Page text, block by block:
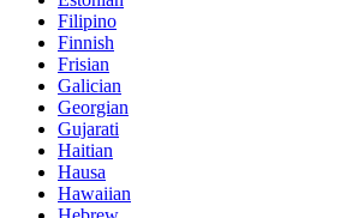
Filipino
Finnish
Frisian
Galician
Georgian
Gujarati
Haitian
Hausa
Hawaiian